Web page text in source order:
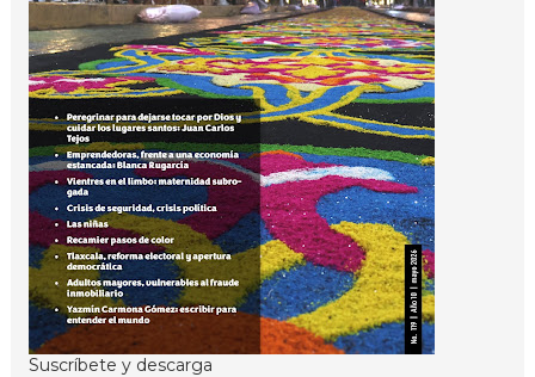
Suscríbete y descarga